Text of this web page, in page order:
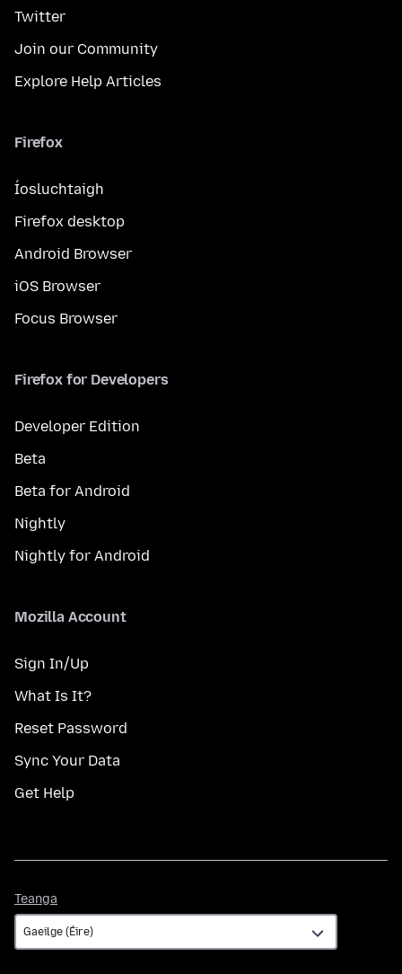
Twitter
Join our Community
Explore Help Articles
Firefox
Íosluchtaigh
Firefox desktop
Android Browser
iOS Browser
Focus Browser
Firefox for Developers
Developer Edition
Beta
Beta for Android
Nightly
Nightly for Android
Mozilla Account
Sign In/Up
What Is It?
Reset Password
Sync Your Data
Get Help
Teanga